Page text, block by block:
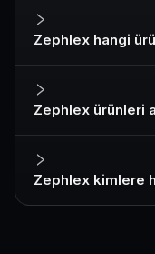
Zephlex hangi
Zephlex ürünleri
Zephlex kimlere